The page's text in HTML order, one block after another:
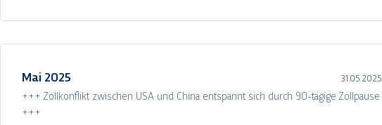
Mai 2025 31.05.2025
+++ Zollkonflikt zwischen USA und China entspannt sich durch 90-tägige Zollpause
+++